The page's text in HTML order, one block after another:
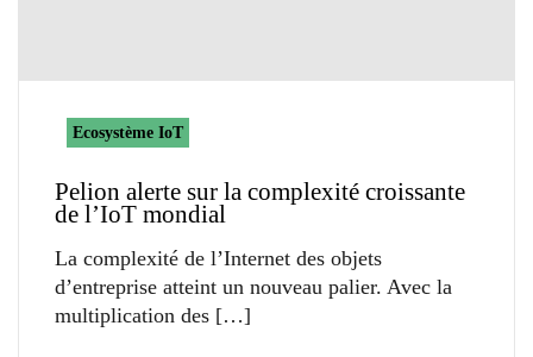
Ecosystème IoT
Pelion alerte sur la complexité croissante
de l’IoT mondial
La complexité de l’Internet des objets
d’entreprise atteint un nouveau palier. Avec la
multiplication des